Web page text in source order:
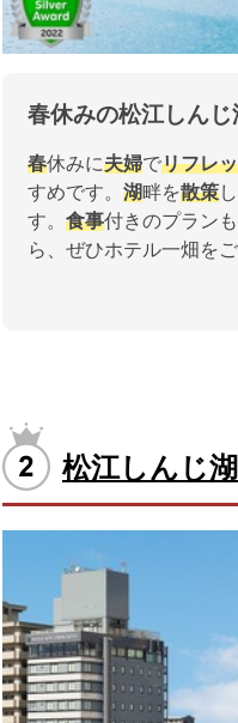
春休みの松江しん
春休みに夫婦でリフレ
すめです。 湖畔を散策
す。 食事付きのプラン
ら、ぜひホテル一畑を
松江しんじ